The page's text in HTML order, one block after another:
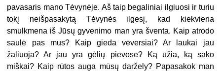
pavasaris mano Tėvynėje. Aš taip begaliniai ilgiuosi ir turiu
tokį neišpasakytą Tėvynės ilgesį, kad kiekviena
smulkmena iš Jūsų gyvenimo man yra šventa. Kaip atrodo
saulė pas mus? Kaip gieda vėversiai? Ar laukai jau
žaliuoja? Ar jau yra gėlių pievose? Ką ūžia, ką sako
miškai? Kaip rūtos auga mūsų daržely? Papasakok man